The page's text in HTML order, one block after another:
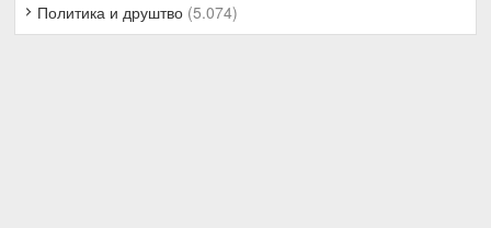
Политика и друштво (5.074)